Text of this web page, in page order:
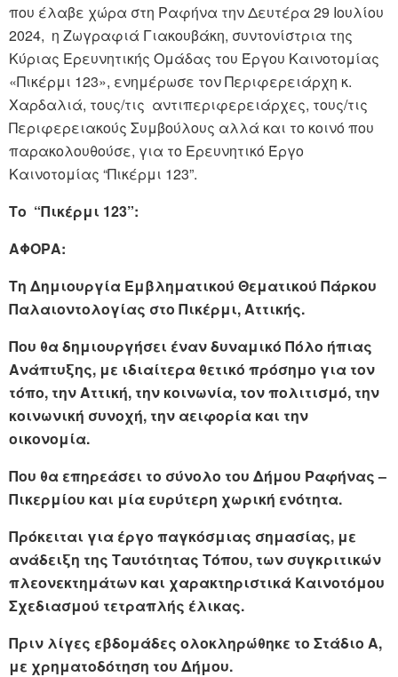
που έλαβε χώρα στη Ραφήνα την Δευτέρα 29 Ιουλίου
2024, η Ζωγραφιά Γιακουβάκη, συντονίστρια της
Κύριας Ερευνητικής Ομάδας του Έργου Καινοτομίας
«Πικέρμι 123», ενημέρωσε τον Περιφερειάρχη κ.
Χαρδαλιά, τους/τις αντιπεριφερειάρχες, τους/τις
Περιφερειακούς Συμβούλους αλλά και το κοινό που
παρακολουθούσε, για το Ερευνητικό Έργο
Καινοτομίας “Πικέρμι 123”.
Το “Πικέρμι 123”:
ΑΦΟΡΑ:
Τη Δημιουργία Εμβληματικού Θεματικού Πάρκου
Παλαιοντολογίας στο Πικέρμι, Αττικής.
Που θα δημιουργήσει έναν δυναμικό Πόλο ήπιας
Ανάπτυξης, με ιδιαίτερα θετικό πρόσημο για τον
τόπο, την Αττική, την κοινωνία, τον πολιτισμό, την
κοινωνική συνοχή, την αειφορία και την
οικονομία.
Που θα επηρεάσει το σύνολο του Δήμου Ραφήνας –
Πικερμίου και μία ευρύτερη χωρική ενότητα.
Πρόκειται για έργο παγκόσμιας σημασίας, με
ανάδειξη της Ταυτότητας Τόπου, των συγκριτικών
πλεονεκτημάτων και χαρακτηριστικά Καινοτόμου
Σχεδιασμού τετραπλής έλικας.
Πριν λίγες εβδομάδες ολοκληρώθηκε το Στάδιο Α,
με χρηματοδότηση του Δήμου.